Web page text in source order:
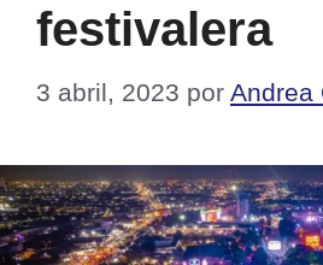
festivalera
3 abril, 2023 por Andrea